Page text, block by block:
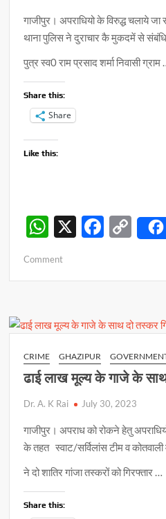
गाजीपुर। अपराधियो के विरुद्ध चलाये
थाना पुलिस ने दुराचार कै मुकदमें से
पुत्र स्व0 राम प्रसाद शर्मा निवासी ग्राम …
Share this:
Share
Like this:
W
at
p
p
X
F
o
k
C
o
Li
n
k
Commenton
राडार
CRIME GHAZIPUR
ढाई लाख मूल्य के गाजे के साथ
Dr. A. K Rai July 30, 2023
गाजीपुर। अपराध को रोकने हेतु
के तहत स्वाट/सर्विलांस टीम व
ने दो शातिर गांजा तस्करों को गिरफ्तार …
Share this: